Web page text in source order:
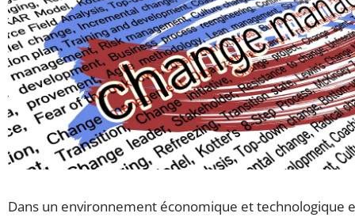
Dans un environnement économique et technologique